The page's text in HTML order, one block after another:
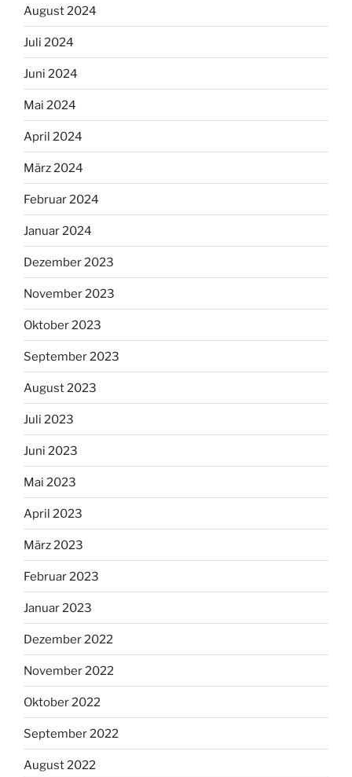
August 2024
Juli 2024
Juni 2024
Mai 2024
April 2024
März 2024
Februar 2024
Januar 2024
Dezember 2023
November 2023
Oktober 2023
September 2023
August 2023
Juli 2023
Juni 2023
Mai 2023
April 2023
März 2023
Februar 2023
Januar 2023
Dezember 2022
November 2022
Oktober 2022
September 2022
August 2022